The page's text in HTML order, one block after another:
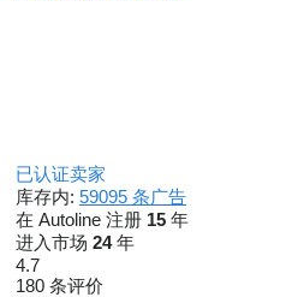
已认证卖家
库存内: 59095 条广告
在 Autoline 注册 15 年
进入市场 24年
4.7
180 条评价